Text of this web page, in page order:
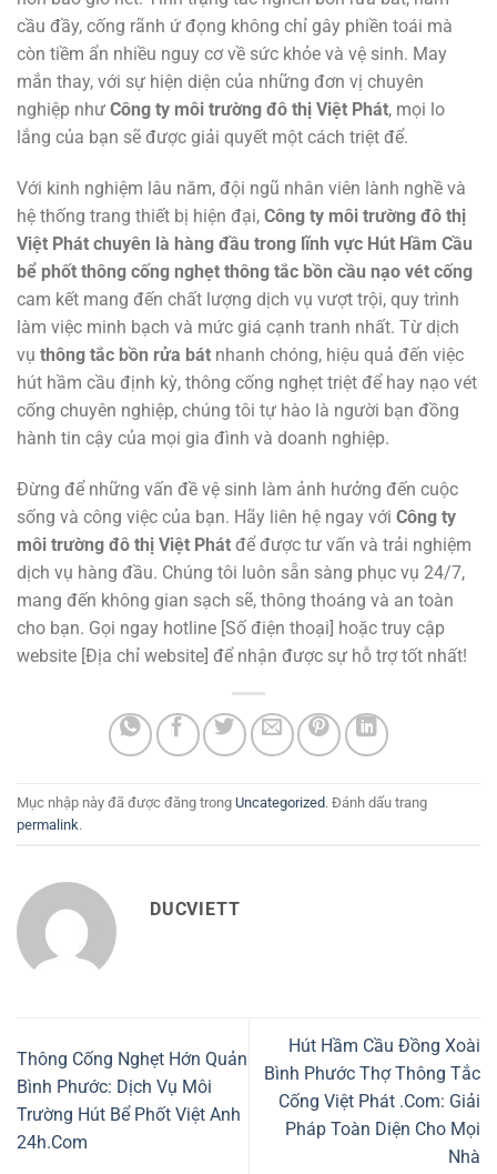
cầu đầy, cống rãnh ứ đọng không chỉ gây phiền toái mà
còn tiềm ẩn nhiều nguy cơ về sức khỏe và vệ sinh. May
mắn thay, với sự hiện diện của những đơn vị chuyên
nghiệp như Công ty môi trường đô thị Việt Phát, mọi lo
lắng của bạn sẽ được giải quyết một cách triệt để.
Với kinh nghiệm lâu năm, đội ngũ nhân viên lành nghề và
hệ thống trang thiết bị hiện đại, Công ty môi trường đô thị
Việt Phát chuyên là hàng đầu trong lĩnh vực Hút Hầm Cầu
bể phốt thông cống nghẹt thông tắc bồn cầu nạo vét cống
cam kết mang đến chất lượng dịch vụ vượt trội, quy trình
làm việc minh bạch và mức giá cạnh tranh nhất. Từ dịch
vụ thông tắc bồn rửa bát nhanh chóng, hiệu quả đến việc
hút hầm cầu định kỳ, thông cống nghẹt triệt để hay nạo vét
cống chuyên nghiệp, chúng tôi tự hào là người bạn đồng
hành tin cậy của mọi gia đình và doanh nghiệp.
Đừng để những vấn đề vệ sinh làm ảnh hưởng đến cuộc
sống và công việc của bạn. Hãy liên hệ ngay với Công ty
môi trường đô thị Việt Phát để được tư vấn và trải nghiệm
dịch vụ hàng đầu. Chúng tôi luôn sẵn sàng phục vụ 24/7,
mang đến không gian sạch sẽ, thông thoáng và an toàn
cho bạn. Gọi ngay hotline [Số điện thoại] hoặc truy cập
website [Địa chỉ website] để nhận được sự hỗ trợ tốt nhất!
Mục nhập này đã được đăng trong Uncategorized. Đánh dấu trang
permalink.
DUCVIETT
Thông Cống Nghẹt Hớn Quản
Bình Phước: Dịch Vụ Môi
Trường Hút Bể Phốt Việt Anh
24h.Com
Hút Hầm Cầu Đồng Xoài
Bình Phước Thợ Thông Tắc
Cống Việt Phát .Com: Giải
Pháp Toàn Diện Cho Mọi
Nhà